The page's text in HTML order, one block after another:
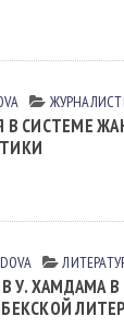
В СИСТЕМЕ
У. ХАМДАМА